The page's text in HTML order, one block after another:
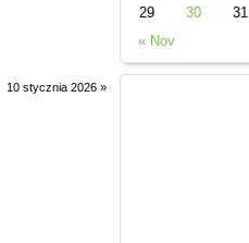
10 stycznia 2026»
« Nov
29
30 31